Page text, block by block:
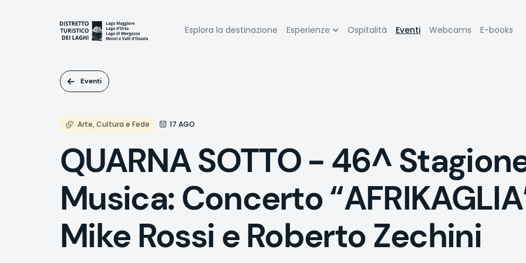
Navigazione
Esplora la destinazione Esperienze Ospitalità Eventi Webcams E-books
Eventi
Arte, Cultura e Fede 17 AGO
QUARNA SOTTO - 46^
Musica: Concerto
Mike Rossi e Roberto Zechini